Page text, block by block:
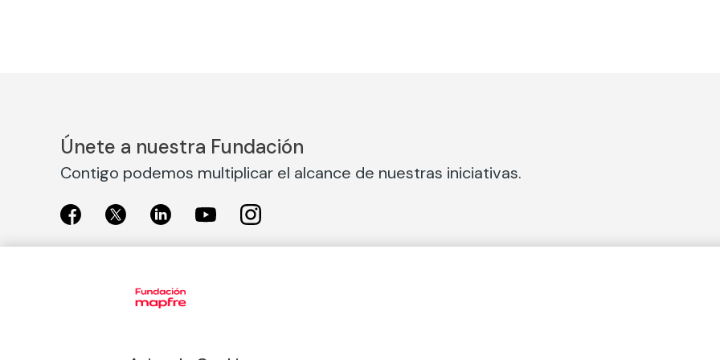
Únete a nuestra Fundación
Contigo podemos multiplicar el alcance de nuestras iniciativas.